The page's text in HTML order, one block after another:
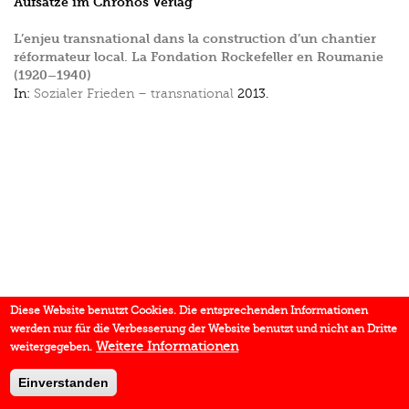
L’enjeu transnational dans la construction d’un chantier
réformateur local. La Fondation Rockefeller en Roumanie
(1920–1940)
In: Sozialer Frieden – transnational 2013.
Diese Website benutzt Cookies. Die entsprechenden Informationen
werden nur für die Verbesserung der Website benutzt und nicht an Dritte
weitergegeben. Weitere Informationen
Einverstanden